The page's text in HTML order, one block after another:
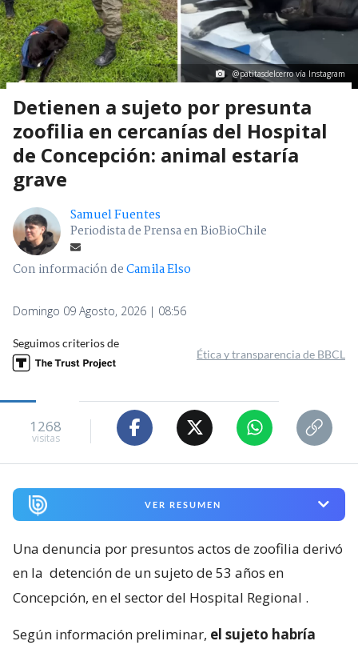
@patitasdelcerro vía Instagram
Detienen a sujeto por presunta
zoofilia en cercanías del Hospital
de Concepción: animal estaría
grave
Samuel Fuentes
Periodista de Prensa en BioBioChile
Con información deCamila Elso
Domingo 09 Agosto, 2026 | 08:56
Seguimos criterios de
Ética y transparencia de BBCL
1268
visitas
VER RESUMEN
Una denuncia por presuntos actos de zoofilia derivó
en la detención de un sujeto de 53 años en
Concepción, en el sector del Hospital Regional .
Según información preliminar, el sujeto habría